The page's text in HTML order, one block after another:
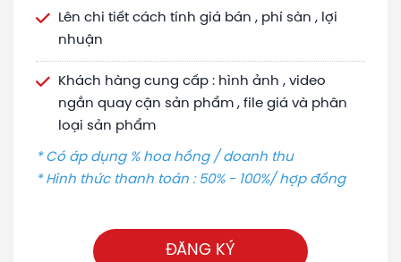
Lên chi tiết cách tính giá bán , phí sàn , lợi
nhuận
Khách hàng cung cấp : hình ảnh , video
ngắn quay cận sản phẩm , file giá và phân
loại sản phẩm
* Có áp dụng % hoa hồng / doanh thu
* Hình thức thanh toán : 50% - 100%/ hợp đồng
ĐĂNG KÝ